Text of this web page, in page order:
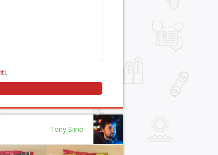
.
Tony Siino